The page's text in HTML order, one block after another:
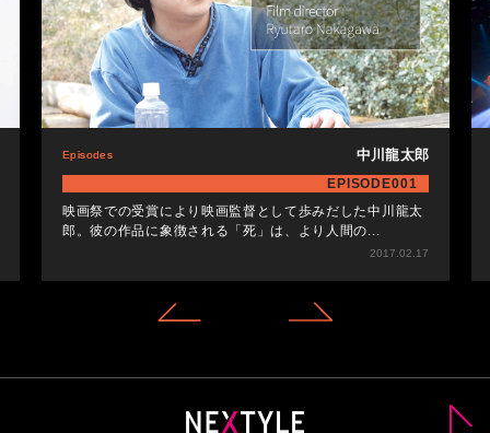
Episodes 中川龍太郎
EPISODE001
映画祭での受賞により映画監督として歩みだした中川龍太
郎。彼の作品に象徴される「死」は、より人間の...
2017.02.17